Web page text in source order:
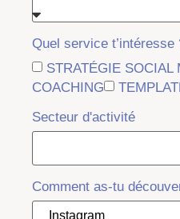
Quel service t’intéresse
STRATÉGIE SOCIAL
COACHING
Secteur d'activité
Comment as-tu